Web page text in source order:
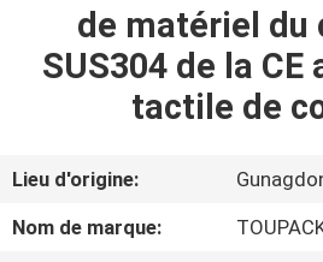
PRODUITS
DE
NOUS
de matériel
SUS304 de la CE
tactile de
Lieu d'origine:
Nom de marque: